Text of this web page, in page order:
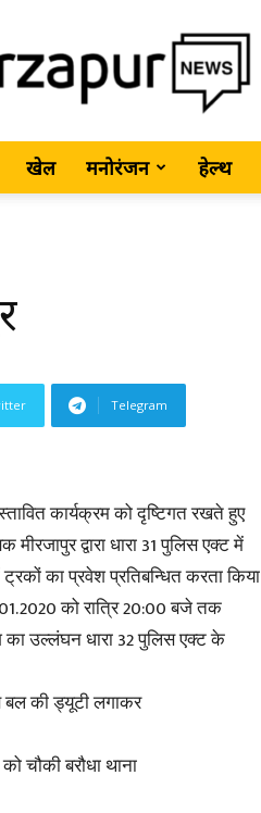
MirzapurNews.com
News,
खेल मनोरंजन हेल्थ
Telegram
कार्यक्रम को दृष्टिगत रखते हुए
द्वारा धारा 31 पुलिस एक्ट में
का प्रवेश प्रतिबन्धित करता किया
को रात्रि 20:00 बजे तक
का उल्लंघन धारा 32 पुलिस एक्ट के
की ड्यूटी लगाकर
चौकी बरौधा थाना